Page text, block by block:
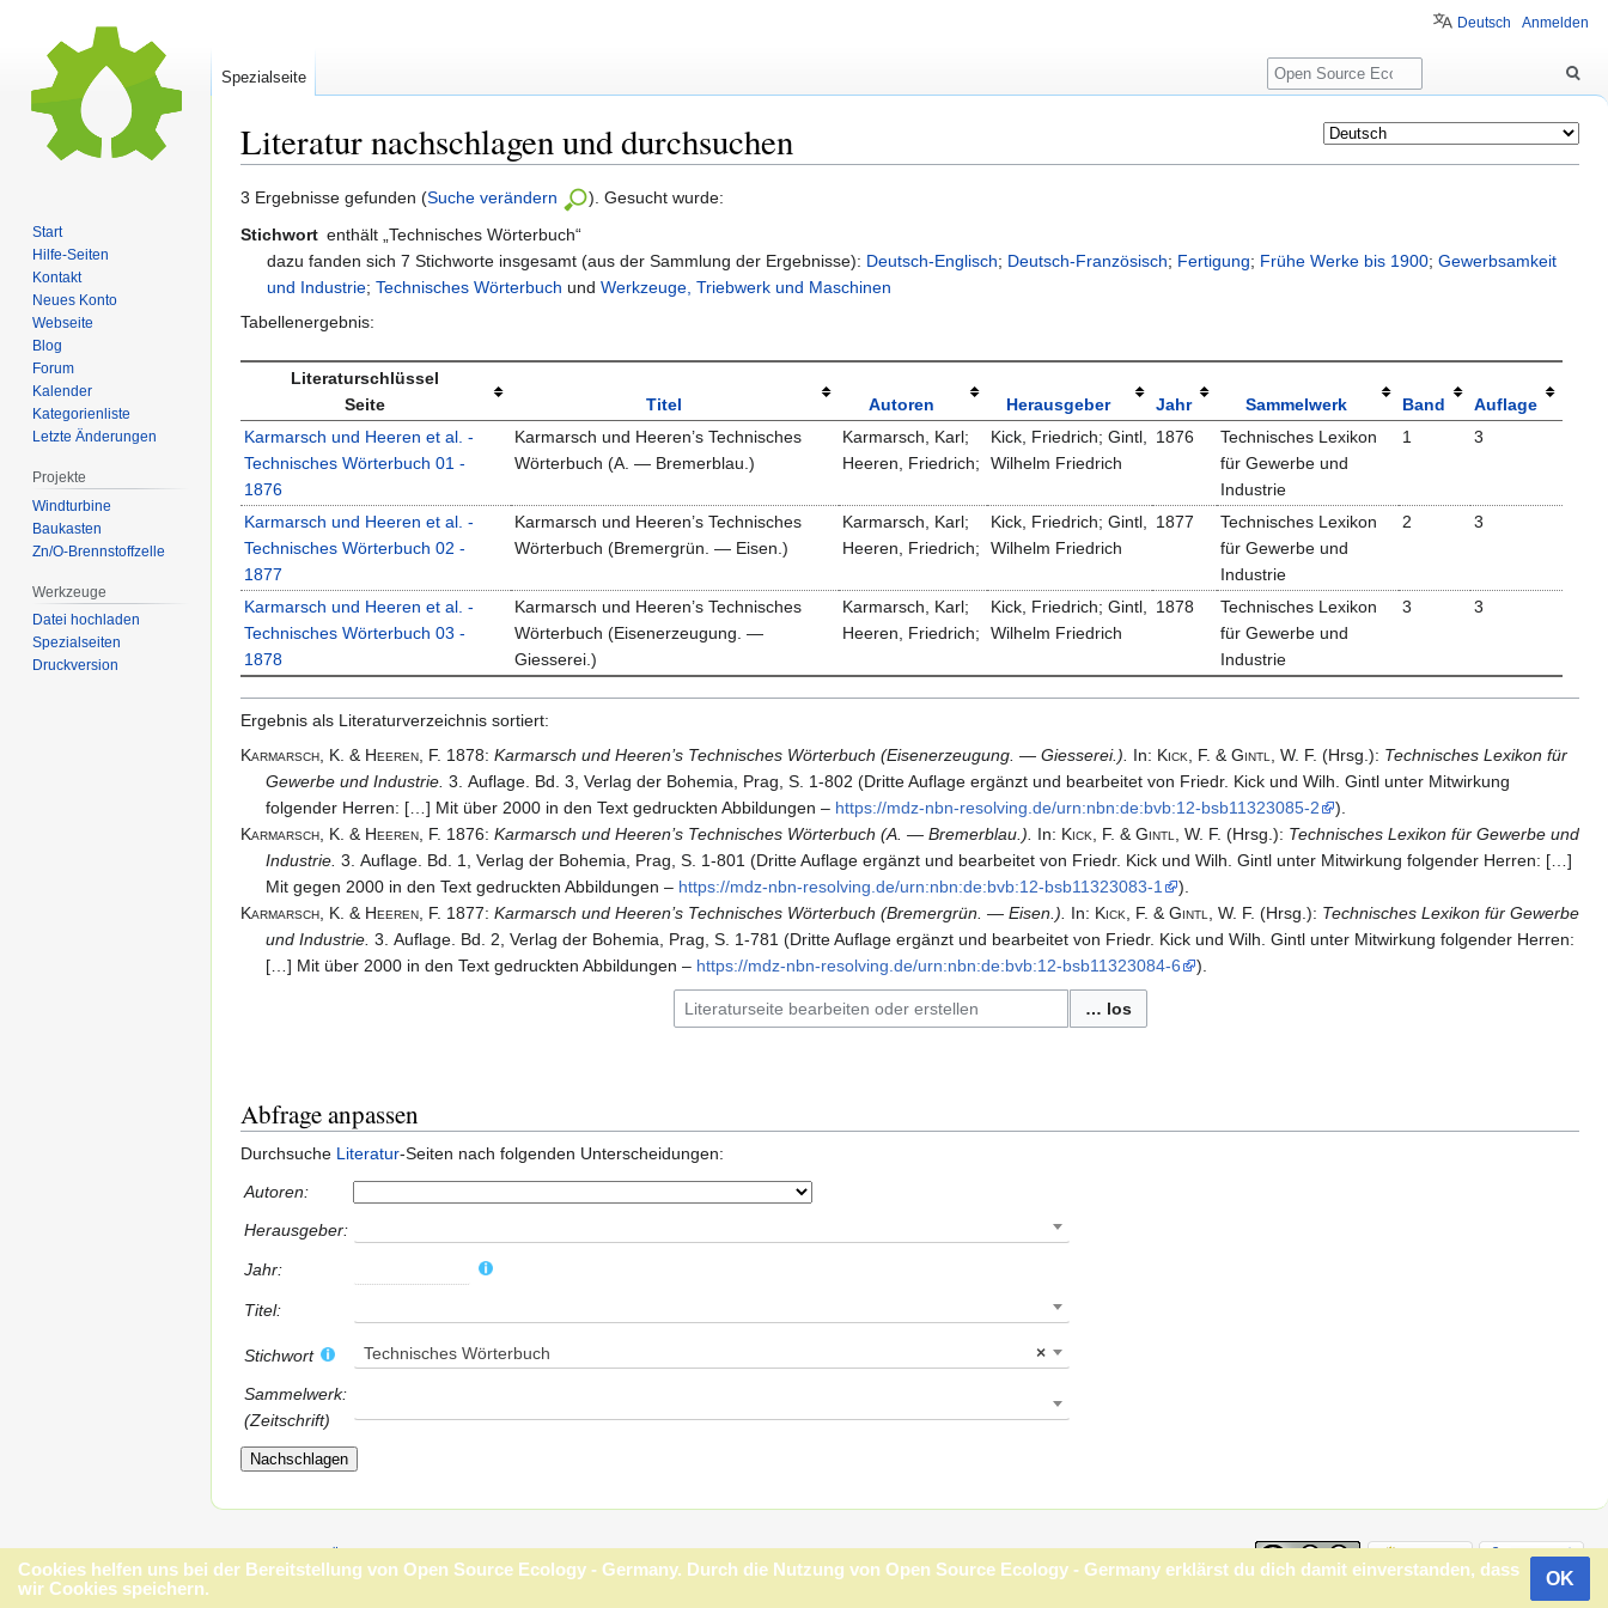
Literatur nachschlagen und durchsuchen
Zur
Zur
3 Ergebnisse gefunden (Suche verändern
). Gesucht wurde:
Stichwort enthält „Technisches Wörterbuch“
dazu fanden sich 7 Stichworte insgesamt (aus der Sammlung der Ergebnisse): Deutsch-Englisch; Deutsch-Französisch; Fertigung; Frühe Werke bis 1900;Gewerbsamkeit
und Industrie;Technisches Wörterbuch undWerkzeuge, Triebwerk und Maschinen
Tabellenergebnis:
Literaturschlüssel
Seite
Titel Autoren Herausgeber Jahr Sammelwerk Band
Auflage
Karmarsch und Heeren et al. -
Technisches Wörterbuch 01 -
1876
Karmarsch und Heeren’s Technisches
Wörterbuch (A. — Bremerblau.)
Karmarsch, Karl;
Heeren, Friedrich;
Kick, Friedrich; Gintl,
Wilhelm Friedrich
1876
Technisches Lexikon
für Gewerbe und
Industrie
1 3
Karmarsch und Heeren et al. -
Technisches Wörterbuch 02 -
1877
Karmarsch und Heeren’s Technisches
Wörterbuch (Bremergrün. — Eisen.)
Karmarsch, Karl;
Heeren, Friedrich;
Kick, Friedrich; Gintl,
Wilhelm Friedrich
1877
Technisches Lexikon
für Gewerbe und
Industrie
2 3
Karmarsch und Heeren et al. -
Technisches Wörterbuch 03 -
1878
Karmarsch und Heeren’s Technisches
Wörterbuch (Eisenerzeugung. —
Giesserei.)
Karmarsch, Karl;
Heeren, Friedrich;
Kick, Friedrich; Gintl,
Wilhelm Friedrich
1878
Technisches Lexikon
für Gewerbe und
Industrie
3 3
Ergebnis als Literaturverzeichnis sortiert:
Karmarsch, K. & Heeren, F. 1878: Karmarsch und Heeren’s Technisches Wörterbuch (Eisenerzeugung. — Giesserei.). In: Kick, F. & Gintl, W. F. (Hrsg.): Technisches Lexikon für
Gewerbe und Industrie. 3. Auflage. Bd. 3, Verlag der Bohemia, Prag, S. 1-802 (Dritte Auflage ergänzt und bearbeitet von Friedr. Kick und Wilh. Gintl unter Mitwirkung
folgender Herren: […] Mit über 2000 in den Text gedruckten Abbildungen – https:/​/​mdz-nbn-resolving.​de/​urn:nbn:de:bvb:12-bsb11323085-2
).
Karmarsch, K. & Heeren, F. 1876: Karmarsch und Heeren’s Technisches Wörterbuch (A. — Bremerblau.). In: Kick, F. & Gintl, W. F. (Hrsg.): Technisches Lexikon für Gewerbe und
Industrie. 3. Auflage. Bd. 1, Verlag der Bohemia, Prag, S. 1-801 (Dritte Auflage ergänzt und bearbeitet von Friedr. Kick und Wilh. Gintl unter Mitwirkung folgender Herren: […]
Mit gegen 2000 in den Text gedruckten Abbildungen – https:/​/​mdz-nbn-resolving.​de/​urn:nbn:de:bvb:12-bsb11323083-1
).
Karmarsch, K. & Heeren, F. 1877: Karmarsch und Heeren’s Technisches Wörterbuch (Bremergrün. — Eisen.). In: Kick, F. & Gintl, W. F. (Hrsg.): Technisches Lexikon für Gewerbe
und Industrie. 3. Auflage. Bd. 2, Verlag der Bohemia, Prag, S. 1-781 (Dritte Auflage ergänzt und bearbeitet von Friedr. Kick und Wilh. Gintl unter Mitwirkung folgender Herren:
[…] Mit über 2000 in den Text gedruckten Abbildungen – https:/​/​mdz-nbn-resolving.​de/​urn:nbn:de:bvb:12-bsb11323084-6 ).
… los
Abfrage anpassen
Durchsuche Literatur-Seiten nach folgenden Unterscheidungen:
Autoren:
Herausgeber:
Jahr:
Titel:
Stichwort ×
Technisches Wörterbuch
Sammelwerk:
(Zeitschrift)
Cookies helfen uns bei der Bereitstellung von Open Source Ecology - Germany. Durch die Nutzung von Open Source Ecology - Germany erklärst du dich damit einverstanden, dass
wir Cookies speichern.
OK
Deutsch Anmelden
Spezialseite
Suche
Start
Hilfe-Seiten
Kontakt
Neues Konto
Webseite
Blog
Forum
Kalender
Kategorienliste
Letzte Änderungen
Projekte
Windturbine
Baukasten
Zn/O-Brennstoffzelle
Werkzeuge
Datei hochladen
Spezialseiten
Druckversion